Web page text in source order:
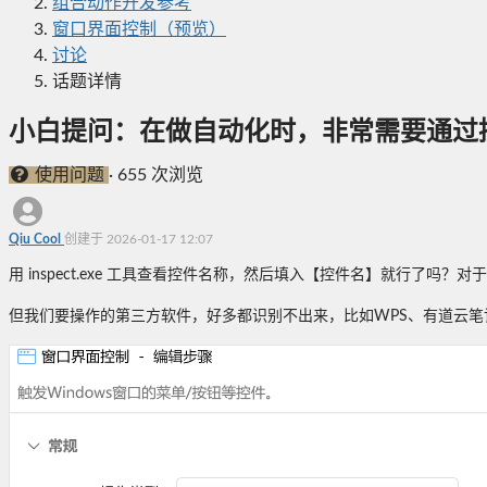
窗口界面控制（预览）
讨论
话题详情
小白提问：在做自动化时，非常需要通
使用问题 · 655 次浏览
Qiu Cool 创建于 2026-01-17 12:07
用 inspect.exe 工具查看控件名称，然后填入【控件名】就行了吗？
但我们要操作的第三方软件，好多都识别不出来，比如WPS、有道云